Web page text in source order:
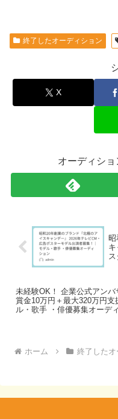
終了したオーディション
X
オーディシ
昭
未経験OK！ 企業公式アンバ
賞金10万円＋最大320万円支
ル・歌手 ・俳優募集オーデ
ホーム 終了した